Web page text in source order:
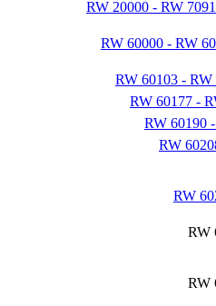
RW 20000 - RW
RW 60000 - RW
RW 60103 - RW
RW 60177 -
RW 60190
RW
RW
RW
RW